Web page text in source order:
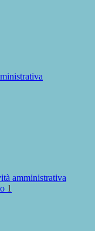
amministrativa
1